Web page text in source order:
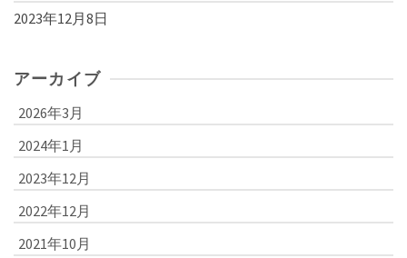
2023年12月8日
アーカイブ
2026年3月
2024年1月
2023年12月
2022年12月
2021年10月